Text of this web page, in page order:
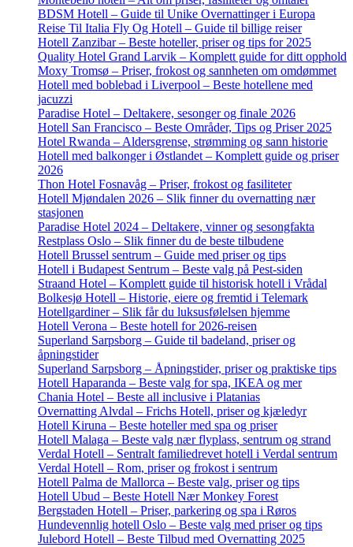
BDSM Hotell – Guide til Unike Overnattinger i Europa
Reise Til Italia Fly Og Hotell – Guide til billige reiser
Hotell Zanzibar – Beste hoteller, priser og tips for 2025
Quality Hotel Grand Larvik – Komplett guide for ditt opphold
Moxy Tromsø – Priser, frokost og sannheten om omdømmet
Hotell med boblebad i Liverpool – Beste hotellene med
jacuzzi
Paradise Hotel – Deltakere, sesonger og finale 2026
Hotell San Francisco – Beste Områder, Tips og Priser 2025
Hotel Rwanda – Aldersgrense, strømming og sann historie
Hotell med balkonger i Østlandet – Komplett guide og priser
2026
Thon Hotel Fosnavåg – Priser, frokost og fasiliteter
Hotell Mjøndalen 2026 – Slik finner du overnatting nær
stasjonen
Paradise Hotel 2024 – Deltakere, vinner og sesongfakta
Restplass Oslo – Slik finner du de beste tilbudene
Hotell Brussel sentrum – Guide med priser og tips
Hotell i Budapest Sentrum – Beste valg på Pest-siden
Straand Hotel – Komplett guide til historisk hotell i Vrådal
Bolkesjø Hotell – Historie, eiere og fremtid i Telemark
Hotellgardiner – Slik får du luksusfølelsen hjemme
Hotell Verona – Beste hotell for 2026-reisen
Superland Sarpsborg – Guide til badeland, priser og
åpningstider
Superland Sarpsborg – Åpningstider, priser og praktiske tips
Hotell Haparanda – Beste valg for spa, IKEA og mer
Chania Hotel – Beste all inclusive i Platanias
Overnatting Alvdal – Frichs Hotell, priser og kjæledyr
Hotell Kiruna – Beste hoteller med spa og priser
Hotell Malaga – Beste valg nær flyplass, sentrum og strand
Verdal Hotell – Sentralt familiedrevet hotell i Verdal sentrum
Verdal Hotell – Rom, priser og frokost i sentrum
Hotell Palma de Mallorca – Beste valg, priser og tips
Hotell Ubud – Beste Hotell Nær Monkey Forest
Bergstaden Hotell – Priser, parkering og spa i Røros
Hundevennlig hotell Oslo – Beste valg med priser og tips
Julebord Hotell – Beste Tilbud med Overnatting 2025